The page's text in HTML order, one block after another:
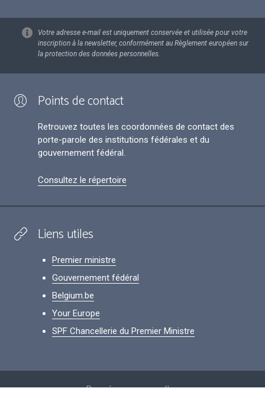
Votre adresse e-mail est uniquement conservée et utilisée pour votre
inscription à la newsletter, conformément au Règlement européen sur
la protection des données personnelles.
Points de contact
Retrouvez toutes les coordonnées de contact des
porte-parole des institutions fédérales et du
gouvernement fédéral.
Consultez le répertoire
Liens utiles
Premier ministre
Gouvernement fédéral
Belgium.be
Your Europe
SPF Chancellerie du Premier Ministre
Données personnelles